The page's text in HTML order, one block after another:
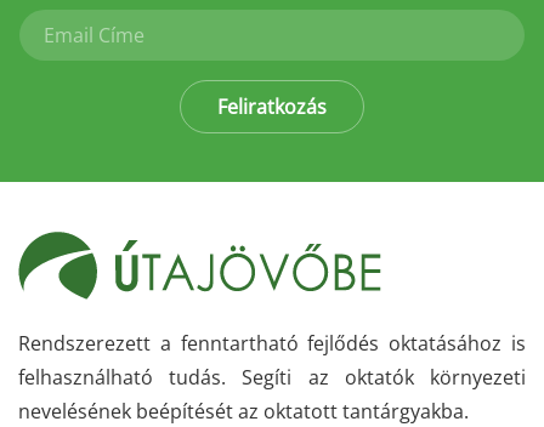
Feliratkozás
Rendszerezett a fenntartható fejlődés oktatásához is
felhasználható tudás. Segíti az oktatók környezeti
nevelésének beépítését az oktatott tantárgyakba.